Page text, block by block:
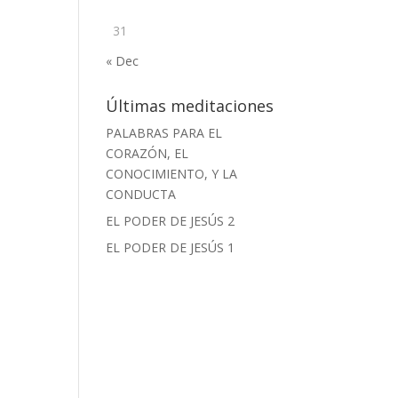
31
« Dec
Últimas meditaciones
PALABRAS PARA EL
CORAZÓN, EL
CONOCIMIENTO, Y LA
CONDUCTA
EL PODER DE JESÚS 2
EL PODER DE JESÚS 1